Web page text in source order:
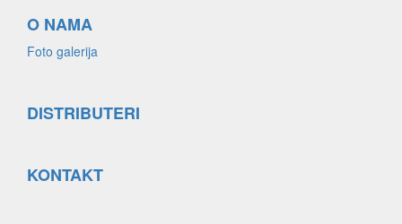
O NAMA
Foto galerija
DISTRIBUTERI
KONTAKT